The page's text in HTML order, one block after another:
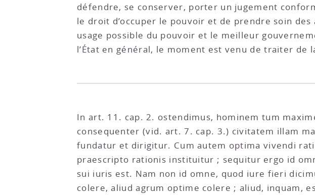
défendre, se conserver, porter un jugement
le droit d’occuper le pouvoir et de prendre soin
usage possible du pouvoir et le meilleur
l’État en général, le moment est venu de traiter
In art. 11. cap. 2. ostendimus, hominem tum
consequenter (vid. art. 7. cap. 3.) civitatem illam
fundatur et dirigitur. Cum autem optima vivendi
praescripto rationis instituitur ; sequitur ergo id
sui iuris est. Nam non id omne, quod iure fieri
colere, aliud agrum optime colere ; aliud, inquam,